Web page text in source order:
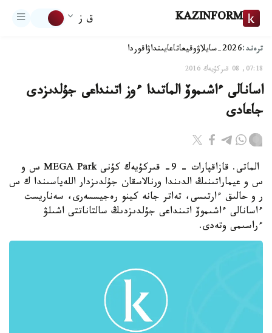
KAZINFORM ق ز
ترەند:2026-سايلاۋ وقيعاتاعايىنداۋاقوردا
07:18, 08 قىركۇيەك 2016
اسانالى ءاشىموۆ الماتىدا ءوز اتىنداعى جۇلدىزدى
جاعادى
الماتى. قازاقپارات - 9- قىركۇيەك كۇنى MEGA Park س و
س و عيماراتىنىڭ الدىندا ورنالاسقان جۇلدىزدار اللەياسىندا ك س
ر و حالىق ءارتىسى، تەاتر جانە كينو رەجيسسەرى، سەناريست
ءاسانالى ءاشىموۆ اتىنداعى جۇلدىزدىڭ سالتاناتتى اشىلۋ
ءراسىمى وتەدى.